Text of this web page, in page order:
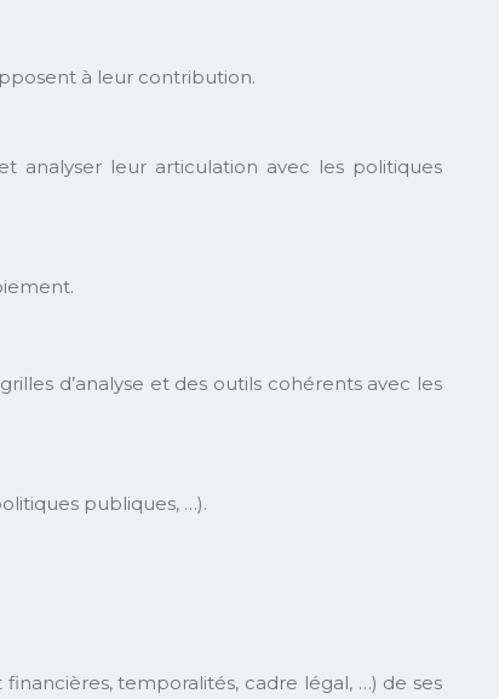
à leur contribution.
analyser leur articulation avec les politiques
d’analyse et des outils cohérents avec les
publiques, …).
temporalités, cadre légal, …) de ses